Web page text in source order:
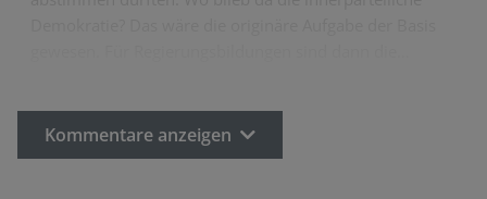
Kommentare anzeigen